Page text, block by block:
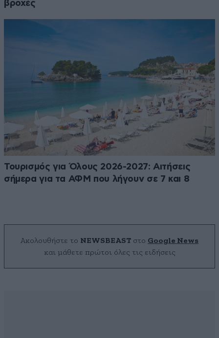
βροχές
Τουρισμός για Όλους 2026-2027: Αιτήσεις
σήμερα για τα ΑΦΜ που λήγουν σε 7 και 8
Ακολουθήστε το NEWSBEAST στο Google News
και μάθετε πρώτοι όλες τις ειδήσεις